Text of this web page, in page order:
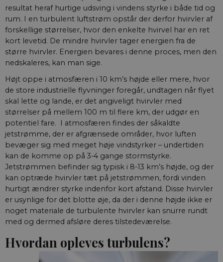
resultat heraf hurtige udsving i vindens styrke i både tid og
rum. I en turbulent luftstrøm opstår der derfor hvirvler af
forskellige størrelser, hvor den enkelte hvirvel har en ret
kort levetid. De mindre hvirvler tager energien fra de
større hvirvler. Energien bevares i denne proces, men den
nedskaleres, kan man sige.
Højt oppe i atmosfæren i 10 km’s højde eller mere, hvor
de store industrielle flyvninger foregår, undtagen når flyet
skal lette og lande, er det angiveligt hvirvler med
størrelser på mellem 100 m til flere km, der udgør en
potentiel fare. I atmosfæren findes der såkaldte
jetstrømme, der er afgrænsede områder, hvor luften
bevæger sig med meget høje vindstyrker – undertiden
kan de komme op på 3-4 gange stormstyrke.
Jetstrømmen befinder sig typisk i 8-13 km’s højde, og der
kan optræde hvirvler tæt på jetstrømmen, fordi vinden
hurtigt ændrer styrke indenfor kort afstand. Disse hvirvler
er usynlige for det blotte øje, da der i denne højde ikke er
noget materiale de turbulente hvirvler kan snurre rundt
med og dermed afsløre deres tilstedeværelse.
Hvordan opleves turbulens?